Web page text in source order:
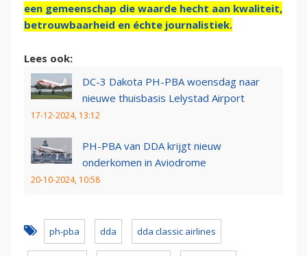
een gemeenschap die waarde hecht aan kwaliteit,
betrouwbaarheid en échte journalistiek.
Lees ook:
DC-3 Dakota PH-PBA woensdag naar
nieuwe thuisbasis Lelystad Airport
17-12-2024, 13:12
PH-PBA van DDA krijgt nieuw
onderkomen in Aviodrome
20-10-2024, 10:58
ph-pba dda dda classic airlines